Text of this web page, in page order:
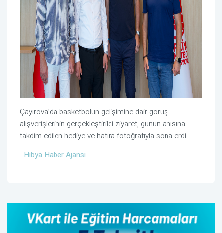
Çayırova’da basketbolun gelişimine dair görüş
alışverişlerinin gerçekleştirildi ziyaret, günün anısına
takdim edilen hediye ve hatıra fotoğrafıyla sona erdi.
Hibya Haber Ajansı